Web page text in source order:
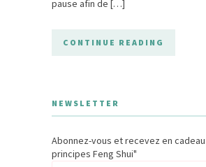
pause afin de […]
CONTINUE READING
NEWSLETTER
Abonnez-vous et recevez en
principes Feng Shui"